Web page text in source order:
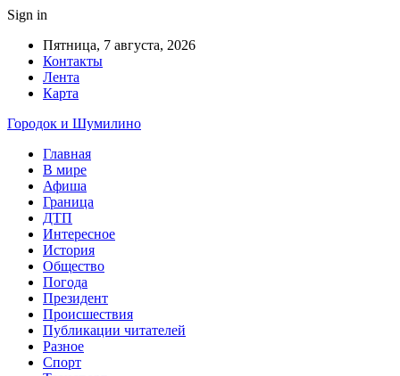
Sign in
Пятница, 7 августа, 2026
Контакты
Лента
Карта
Городок и Шумилино
Главная
В мире
Афиша
Граница
ДТП
Интересное
История
Общество
Погода
Президент
Происшествия
Публикации читателей
Разное
Спорт